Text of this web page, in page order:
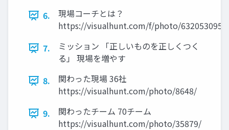
6.
現場コーチとは？
https://visualhunt.com/f/photo/
7.
ミッション 「正しいものを正しくつく
る」 現場を増やす
8.
関わった現場 36社
https://visualhunt.com/photo/8648/
9.
関わったチーム 70チーム
https://visualhunt.com/photo/35879/